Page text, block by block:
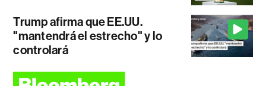
Trump afirma que EE.UU.
"mantendrá el estrecho" y lo
controlará